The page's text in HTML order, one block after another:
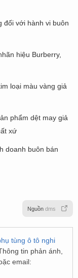
đối với hành vi buôn
hiệu Burberry,
loại màu vàng giả
phẩm dệt may giả
xứ
doanh buôn bán
Nguồn dms
tùng ô tô nghi
Thông tin phản ánh,
email: